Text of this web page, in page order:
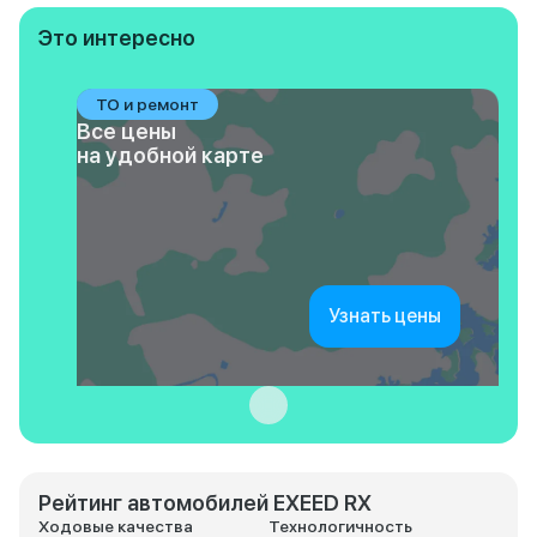
Это интересно
ТО и ремонт
Все цены
на удобной карте
Узнать цены
Рейтинг автомобилей EXEED RX
Ходовые качества Технологичность